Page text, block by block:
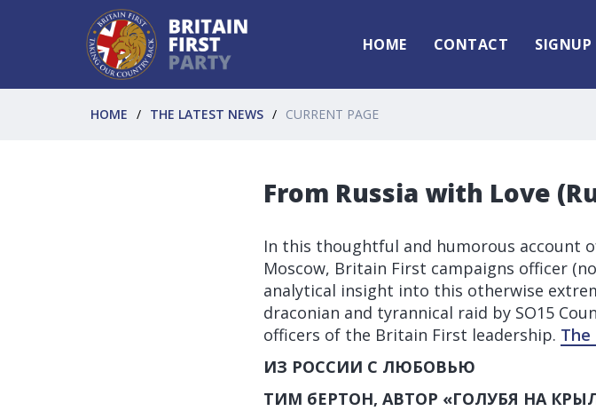
HOME CONTACT SIGNUP
HOME THE LATEST NEWS CURRENT PAGE
From Russia with Love
In this thoughtful and humorous account
Moscow, Britain First campaigns officer
analytical insight into this otherwise
draconian and tyrannical raid by SO15
officers of the Britain First leadership. The
ИЗ РОССИИ С ЛЮБОВЬЮ
ТИМ бЕРТОН, АВТОР «ГОЛУБЯ НА